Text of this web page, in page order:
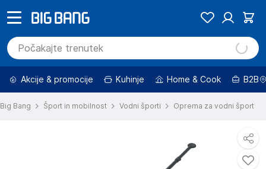
Akcije & promocije Kuhinje Home & Cook B2B
Big Bang Šport in mobilnost Vodni športi Oprema za vodni šport